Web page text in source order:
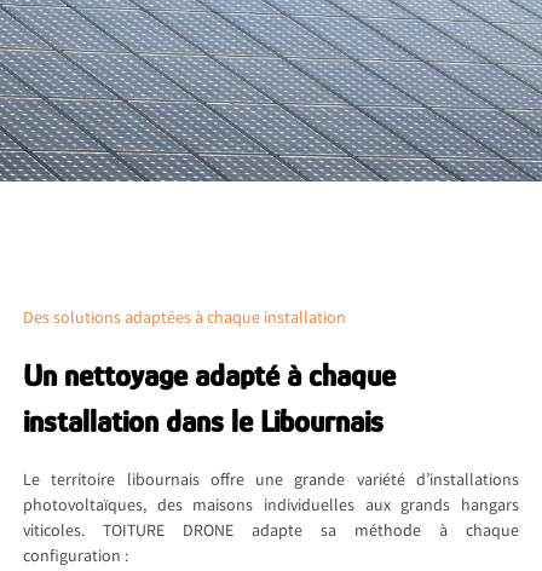
Des solutions adaptées à chaque installation
Un nettoyage adapté à chaque
installation dans le Libournais
Le territoire libournais offre une grande variété d’installations
photovoltaïques, des maisons individuelles aux grands hangars
viticoles. TOITURE DRONE adapte sa méthode à chaque
configuration :